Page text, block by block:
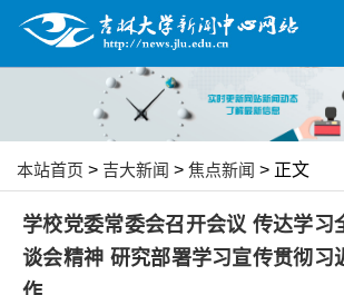
本站首页 > 吉大新闻 > 焦点新闻 > 正文
学校党委常委会召开会议 传达学习
谈会精神 研究部署学习宣传贯彻习